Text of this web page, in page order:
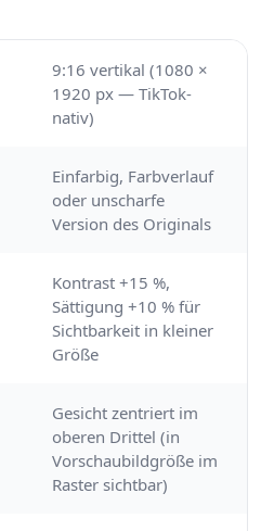
9:16 vertikal (1080 ×
1920 px — TikTok-
nativ)
Einfarbig, Farbverlauf
oder unscharfe
Version des Originals
Kontrast +15 %,
Sättigung +10 % für
Sichtbarkeit in kleiner
Größe
Gesicht zentriert im
oberen Drittel (in
Vorschaubildgröße im
Raster sichtbar)